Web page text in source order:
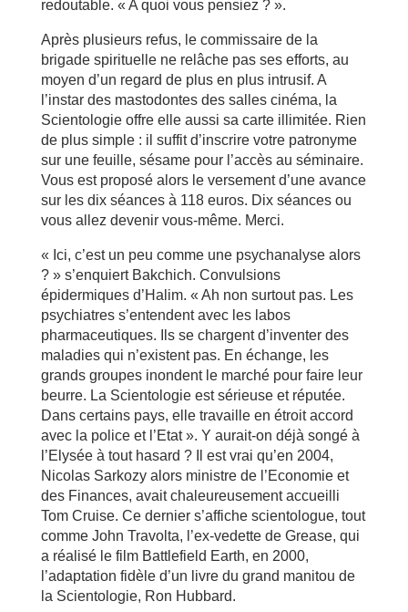
redoutable. « A quoi vous pensiez ? ».
Après plusieurs refus, le commissaire de la
brigade spirituelle ne relâche pas ses efforts, au
moyen d’un regard de plus en plus intrusif. A
l’instar des mastodontes des salles cinéma, la
Scientologie offre elle aussi sa carte illimitée. Rien
de plus simple : il suffit d’inscrire votre patronyme
sur une feuille, sésame pour l’accès au séminaire.
Vous est proposé alors le versement d’une avance
sur les dix séances à 118 euros. Dix séances ou
vous allez devenir vous-même. Merci.
« Ici, c’est un peu comme une psychanalyse alors
? » s’enquiert Bakchich. Convulsions
épidermiques d’Halim. « Ah non surtout pas. Les
psychiatres s’entendent avec les labos
pharmaceutiques. Ils se chargent d’inventer des
maladies qui n’existent pas. En échange, les
grands groupes inondent le marché pour faire leur
beurre. La Scientologie est sérieuse et réputée.
Dans certains pays, elle travaille en étroit accord
avec la police et l’Etat ». Y aurait-on déjà songé à
l’Elysée à tout hasard ? Il est vrai qu’en 2004,
Nicolas Sarkozy alors ministre de l’Economie et
des Finances, avait chaleureusement accueilli
Tom Cruise. Ce dernier s’affiche scientologue, tout
comme John Travolta, l’ex-vedette de Grease, qui
a réalisé le film Battlefield Earth, en 2000,
l’adaptation fidèle d’un livre du grand manitou de
la Scientologie, Ron Hubbard.